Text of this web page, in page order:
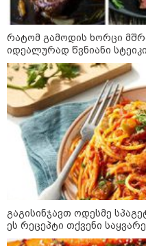
რატომ გამოდის ხორცი
იდეალურად წვნიანი
გაგისინჯავთ ოდესმე
ეს რეცეპტი თქვენი